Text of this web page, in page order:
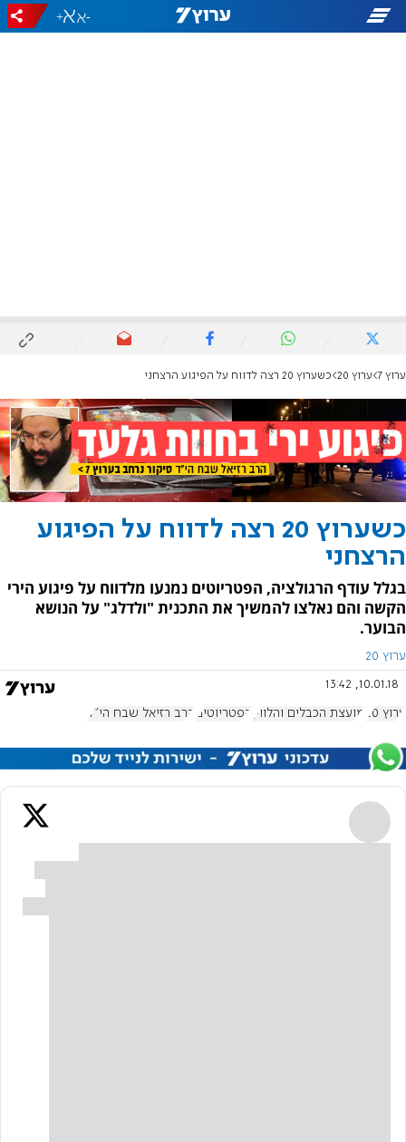
-
+
ערוץ 7 ערוץ 20 כשערוץ 20 רצה לדווח על הפיגוע הרצחני
כשערוץ 20 רצה לדווח על הפיגוע
הרצחני
בגלל עודף הרגולציה, הפטריוטים נמנעו מלדווח על פיגוע הירי
הקשה והם נאלצו להמשיך את התכנית "ולדלג" על הנושא
הבוער.
ערוץ 20
10.01.18, 13:42
ערוץ 20 מועצת הכבלים והלווין הפטריוטים הרב רזיאל שבח הי"ד